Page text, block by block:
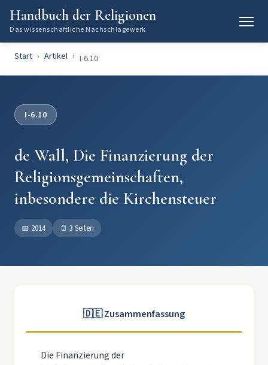
Handbuch der Religionen
Das wissenschaftliche Nachschlagewerk
Start Artikel I-6.10
I-6.10
de Wall, Die Finanzierung der
Religionsgemeinschaften,
inbesondere die Kirchensteuer
📅 2014 📄 3 Seiten
🇩🇪 Zusammenfassung
Die Finanzierung der